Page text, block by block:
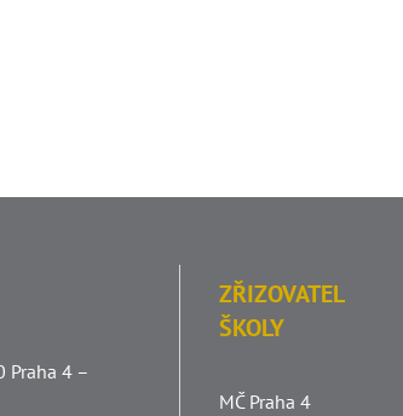
Praha 4 –
ZŘIZOVATEL
ŠKOLY
MČ Praha 4